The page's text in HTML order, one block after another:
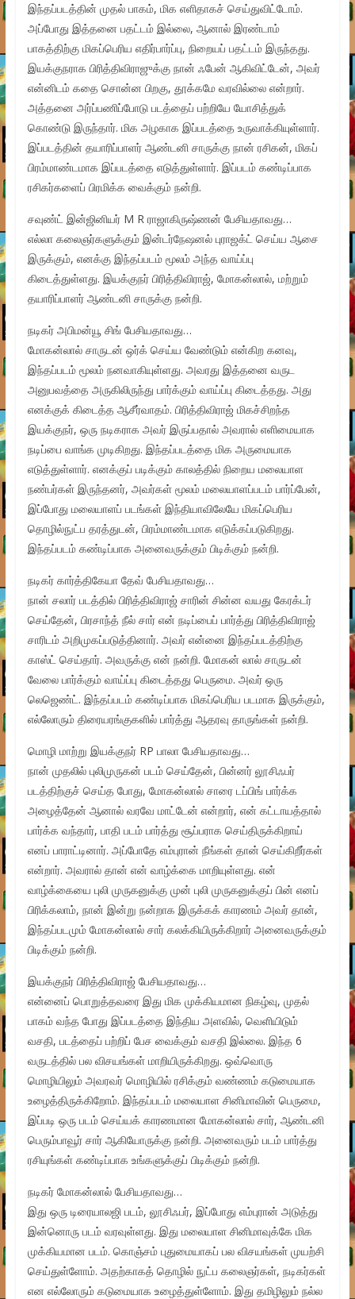
இந்தப்படத்தின் முதல் பாகம், மிக எளிதாகச் செய்துவிட்டோம்.
அப்போது இத்தனை பதட்டம் இல்லை, ஆனால் இரண்டாம்
பாகத்திற்கு மிகப்பெரிய எதிர்பார்ப்பு, நிறையப் பதட்டம் இருந்தது.
இயக்குநராக பிரித்திவிராஜுக்கு நான் ஃபேன் ஆகிவிட்டேன், அவர்
என்னிடம் கதை சொன்ன பிறகு, தூக்கமே வரவில்லை என்றார்.
அத்தனை அர்ப்பணிப்போடு படத்தைப் பற்றியே யோசித்துக்
கொண்டு இருந்தார். மிக அழகாக இப்படத்தை உருவாக்கியுள்ளார்.
இப்படத்தின் தயாரிப்பாளர் ஆண்டனி சாருக்கு நான் ரசிகன், மிகப்
பிரம்மாண்டமாக இப்படத்தை எடுத்துள்ளார். இப்படம் கண்டிப்பாக
ரசிகர்களைப் பிரமிக்க வைக்கும் நன்றி.
சவுண்ட் இன்ஜினியர் M R ராஜாகிருஷ்ணன் பேசியதாவது…
எல்லா கலைஞர்களுக்கும் இன்டர்நேஷனல் புராஜக்ட் செய்ய ஆசை
இருக்கும், எனக்கு இந்தப்படம் மூலம் அந்த வாய்ப்பு
கிடைத்துள்ளது. இயக்குநர் பிரித்திவிராஜ், மோகன்லால், மற்றும்
தயாரிப்பாளர் ஆண்டனி சாருக்கு நன்றி.
நடிகர் அபிமன்யூ சிங் பேசியதாவது…
மோகன்லால் சாருடன் ஒர்க் செய்ய வேண்டும் என்கிற கனவு,
இந்தப்படம் மூலம் நனவாகியுள்ளது. அவரது இத்தனை வருட
அனுபவத்தை அருகிலிருந்து பார்க்கும் வாய்ப்பு கிடைத்தது. அது
எனக்குக் கிடைத்த ஆசீர்வாதம். பிரித்திவிராஜ் மிகச்சிறந்த
இயக்குநர், ஒரு நடிகராக அவர் இருப்பதால் அவரால் எளிமையாக
நடிப்பை வாங்க முடிகிறது. இந்தப்படத்தை மிக அருமையாக
எடுத்துள்ளார். எனக்குப் படிக்கும் காலத்தில் நிறைய மலையாள
நண்பர்கள் இருந்தனர், அவர்கள் மூலம் மலையாளப்படம் பார்ப்பேன்,
இப்போது மலையாளப் படங்கள் இந்தியாவிலேயே மிகப்பெரிய
தொழில்நுட்ப தரத்துடன், பிரம்மாண்டமாக எடுக்கப்படுகிறது.
இந்தப்படம் கண்டிப்பாக அனைவருக்கும் பிடிக்கும் நன்றி.
நடிகர் கார்த்திகேயா தேவ் பேசியதாவது…
நான் சலார் படத்தில் பிரித்திவிராஜ் சாரின் சின்ன வயது கேரக்டர்
செய்தேன், பிரசாந்த் நீல் சார் என் நடிப்பைப் பார்த்து பிரித்திவிராஜ்
சாரிடம் அறிமுகப்படுத்தினார். அவர் என்னை இந்தப்படத்திற்கு
காஸ்ட் செய்தார். அவருக்கு என் நன்றி. மோகன் லால் சாருடன்
வேலை பார்க்கும் வாய்ப்பு கிடைத்தது பெருமை. அவர் ஒரு
லெஜெண்ட். இந்தப்படம் கண்டிப்பாக மிகப்பெரிய படமாக இருக்கும்,
எல்லோரும் திரையரங்குகளில் பார்த்து ஆதரவு தாருங்கள் நன்றி.
மொழி மாற்று இயக்குநர் RP பாலா பேசியதாவது…
நான் முதலில் புலிமுருகன் படம் செய்தேன், பின்னர் லூசிஃபர்
படத்திற்குச் செய்த போது, மோகன்லால் சாரை டப்பிங் பார்க்க
அழைத்தேன் ஆனால் வரவே மாட்டேன் என்றார், என் கட்டாயத்தால்
பார்க்க வந்தார், பாதி படம் பார்த்து சூப்பராக செய்திருக்கிறாய்
எனப் பாராட்டினார். அப்போதே எம்புரான் நீங்கள் தான் செய்கிறீர்கள்
என்றார். அவரால் தான் என் வாழ்க்கை மாறியுள்ளது. என்
வாழ்க்கையை புலி முருகனுக்கு முன் புலி முருகனுக்குப் பின் எனப்
பிரிக்கலாம், நான் இன்று நன்றாக இருக்கக் காரணம் அவர் தான்,
இந்தப்படமும் மோகன்லால் சார் கலக்கியிருக்கிறார் அனைவருக்கும்
பிடிக்கும் நன்றி.
இயக்குநர் பிரித்திவிராஜ் பேசியதாவது…
என்னைப் பொறுத்தவரை இது மிக முக்கியமான நிகழ்வு, முதல்
பாகம் வந்த போது இப்படத்தை இந்திய அளவில், வெளியிடும்
வசதி, படத்தைப் பற்றிப் பேச வைக்கும் வசதி இல்லை. இந்த 6
வருடத்தில் பல விசயங்கள் மாறியிருக்கிறது. ஒவ்வொரு
மொழியிலும் அவரவர் மொழியில் ரசிக்கும் வண்ணம் கடுமையாக
உழைத்திருக்கிறோம். இந்தப்படம் மலையாள சினிமாவின் பெருமை,
இப்படி ஒரு படம் செய்யக் காரணமான மோகன்லால் சார், ஆண்டனி
பெரும்பாவூர் சார் ஆகியோருக்கு நன்றி. அனைவரும் படம் பார்த்து
ரசியுங்கள் கண்டிப்பாக உங்களுக்குப் பிடிக்கும் நன்றி.
நடிகர் மோகன்லால் பேசியதாவது…
இது ஒரு டிரையாலஜி படம், லூசிஃபர், இப்போது எம்புரான் அடுத்து
இன்னொரு படம் வரவுள்ளது. இது மலையாள சினிமாவுக்கே மிக
முக்கியமான படம். கொஞ்சம் புதுமையாகப் பல விசயங்கள் முயற்சி
செய்துள்ளோம். அதற்காகத் தொழில் நுட்ப கலைஞர்கள், நடிகர்கள்
என எல்லோரும் கடுமையாக உழைத்துள்ளோம். இது தமிழிலும் நல்ல